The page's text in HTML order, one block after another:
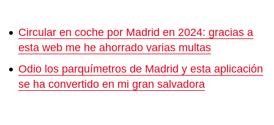
Circular en coche por Madrid en 2024: gracias a
esta web me he ahorrado varias multas
Odio los parquímetros de Madrid y esta aplicación
se ha convertido en mi gran salvadora